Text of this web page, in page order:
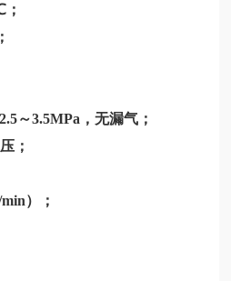
～3.5MPa，无漏气；
；
）；